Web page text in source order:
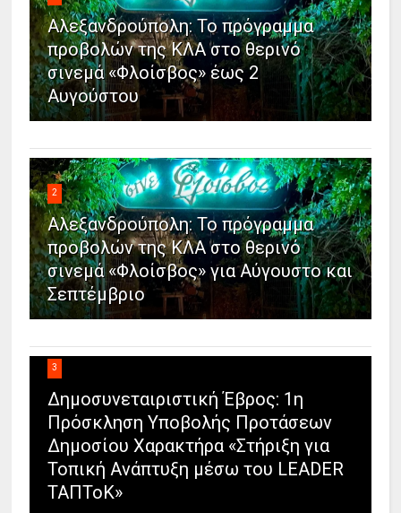
Αλεξανδρούπολη: Το πρόγραμμα
προβολών της ΚΛΑ στο θερινό
σινεμά «Φλοίσβος» έως 2
Αυγούστου
2
Αλεξανδρούπολη: Το πρόγραμμα
προβολών της ΚΛΑ στο θερινό
σινεμά «Φλοίσβος» για Αύγουστο και
Σεπτέμβριο
3
Δημοσυνεταιριστική Έβρος: 1η
Πρόσκληση Υποβολής Προτάσεων
Δημοσίου Χαρακτήρα «Στήριξη για
Τοπική Ανάπτυξη μέσω του LEADER
ΤΑΠΤοΚ»